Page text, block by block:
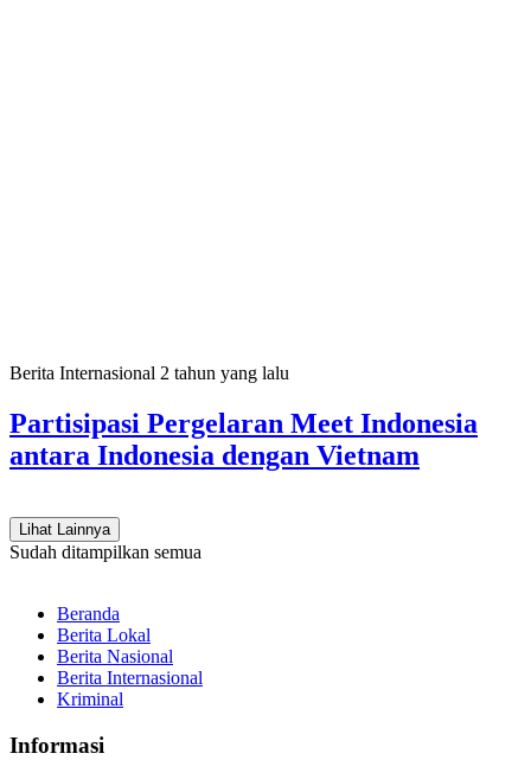
Berita Internasional 2 tahun yang lalu
Partisipasi Pergelaran Meet Indonesia
antara Indonesia dengan Vietnam
Lihat Lainnya
Sudah ditampilkan semua
Beranda
Berita Lokal
Berita Nasional
Berita Internasional
Kriminal
Informasi